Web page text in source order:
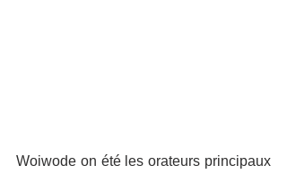
Woiwode on été les orateurs principaux